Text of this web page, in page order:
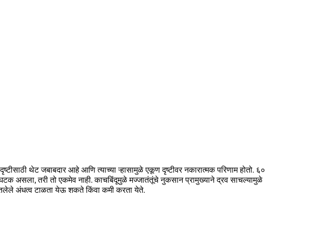
थेट जबाबदार आहे आणि त्याच्या ऱ्हासामुळे एकूण दृष्टीवर नकारात्मक परिणाम होतो. ६०
घटक असला, तरी तो एकमेव नाही. काचबिंदूमुळे मज्जातंतूंचे नुकसान प्रामुख्याने द्रव साचल्यामुळे
अंधत्व टाळता येऊ शकते किंवा कमी करता येते.